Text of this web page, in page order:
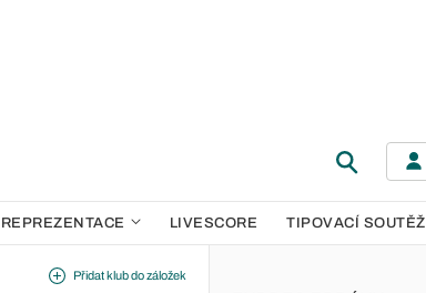
REPREZENTACE LIVESCORE TIPOVACÍ SOUTĚŽ
Přidat klub do záložek